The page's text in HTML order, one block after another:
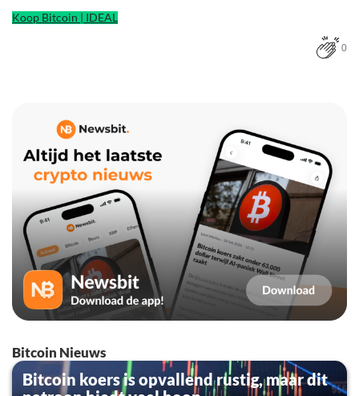
Koop Bitcoin | IDEAL
0
Bitcoin Nieuws
Bitcoin koers is opvallend rustig, maar dit